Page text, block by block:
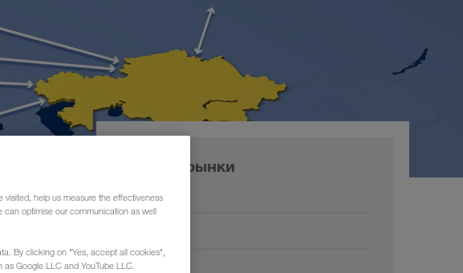
Наши рынки
Европа
help us measure the effectiveness
can optimise our communication as well
By clicking on "Yes, accept all cookies",
Google LLC and YouTube LLC.